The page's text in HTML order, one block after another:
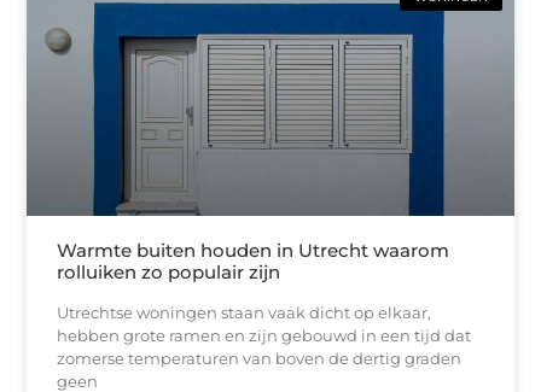
Warmte buiten houden in Utrecht waarom
rolluiken zo populair zijn
Utrechtse woningen staan vaak dicht op elkaar,
hebben grote ramen en zijn gebouwd in een tijd dat
zomerse temperaturen van boven de dertig graden
geen